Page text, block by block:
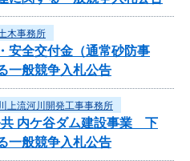
木事務所
安全交付金（通常砂防事
一般競争入札公告
上流河川開発工事事務所
共 内ケ谷ダム建設事業 下
一般競争入札公告